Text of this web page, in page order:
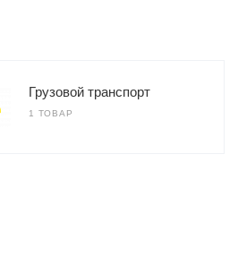
Грузовой транспорт
1 ТОВАР